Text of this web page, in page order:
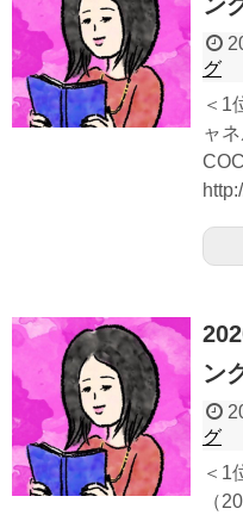
グ
＜1
ャ
ン
グ
＜1
（